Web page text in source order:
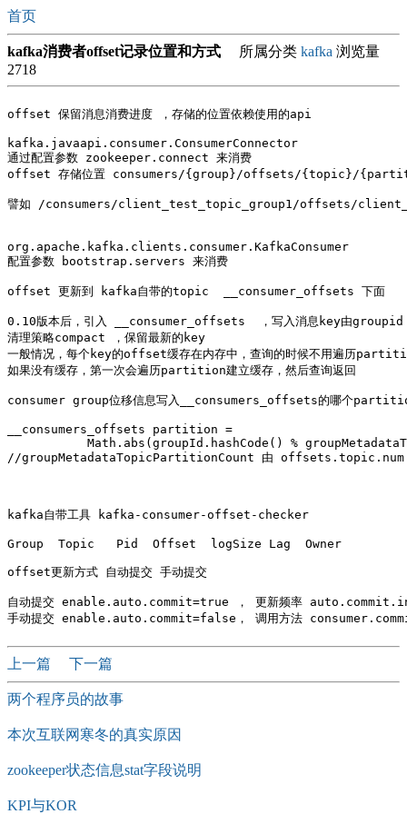
首页
kafka消费者offset记录位置和方式 所属分类 kafka 浏览量
2718
offset 保留消息消费进度 ，存储的位置依赖使用的api
kafka.javaapi.consumer.ConsumerConnector
通过配置参数 zookeeper.connect 来消费
offset 存储位置 consumers/{group}/offsets/{topic}/
譬如 /consumers/client_test_topic_group1/offsets/
org.apache.kafka.clients.consumer.KafkaConsumer
配置参数 bootstrap.servers 来消费
offset 更新到 kafka自带的topic  __consumer_offsets 下面
0.10版本后，引入 __consumer_offsets  ，写入消息key由
清理策略compact ，保留最新的key
一般情况，每个key的offset缓存在内存中，查询的时候不用遍历
如果没有缓存，第一次会遍历partition建立缓存，然后查询返回
consumer group位移信息写入__consumers_offsets的哪个
__consumers_offsets partition =
Math.abs(groupId.hashCode() %
//groupMetadataTopicPartitionCount 由
kafka自带工具 kafka-consumer-offset-checker
Group  Topic   Pid  Offset  logSize Lag  Owner
offset更新方式 自动提交 手动提交
自动提交 enable.auto.commit=true ， 更新频率
上一篇 下一篇
两个程序员的故事
本次互联网寒冬的真实原因
zookeeper状态信息stat字段说明
KPI与KOR